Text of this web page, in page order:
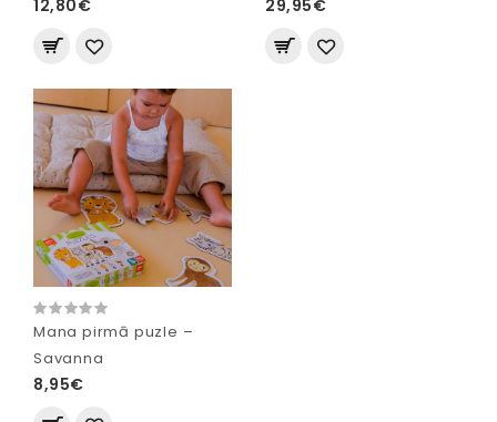
12,80€ 29,95€
Mana pirmā puzle –
Savanna
8,95€